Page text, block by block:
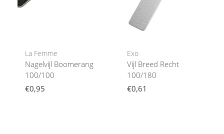
La Femme
Nagelvijl Boomerang
100/100
€0,95
Exo
Vijl Breed Recht
100/180
€0,61